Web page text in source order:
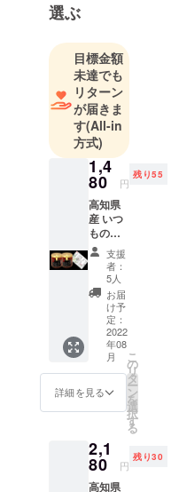
いもの作り
をサポート
していま
す。
選ぶ
目標金額
未達でも
リターン
が届きま
す(All-in
方式)
1,4
80 円
残り55
高知県
産 いつ
もの
みょう
が
170g×2
個 (送料
＆消費
税込) 名
称:ド
レッシ
ングタ
イプ調
味料 原
材料:
みょう
モン
酢、砂
糖、食
塩 内容
支援
者：
5人
お届
け予
定：
2022
年08
月
詳細を見る
こ
の
リ
タ
ー
ン
を
選
択
す
る
2,1
80 円
残り30
高知県